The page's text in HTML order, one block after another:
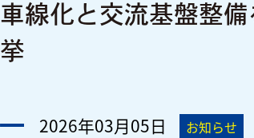
車線化と交流基盤整
挙
2026年03月05日 お知らせ